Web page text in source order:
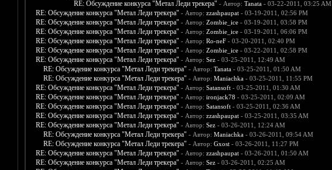
RE: Обсуждение конкурса "Метал Леди трекера" - Автор: Tanata- 03-22-2011, 03:25 AM
RE: Обсуждение конкурса "Метал Леди трекера" - Автор: zzashpaupat- 03-19-2011, 02:56 PM
RE: Обсуждение конкурса "Метал Леди трекера" - Автор: Zombie_ice- 03-19-2011, 03:58 PM
RE: Обсуждение конкурса "Метал Леди трекера" - Автор: Zombie_ice- 03-19-2011, 06:06 PM
RE: Обсуждение конкурса "Метал Леди трекера" - Автор: Ro-neF- 03-20-2011, 02:40 PM
RE: Обсуждение конкурса "Метал Леди трекера" - Автор: Zombie_ice- 03-22-2011, 02:58 PM
RE: Обсуждение конкурса "Метал Леди трекера" - Автор: Sez- 03-25-2011, 12:49 AM
RE: Обсуждение конкурса "Метал Леди трекера" - Автор: Tanata- 03-25-2011, 01:50 AM
RE: Обсуждение конкурса "Метал Леди трекера" - Автор: Maniachka- 03-25-2011, 11:55 PM
RE: Обсуждение конкурса "Метал Леди трекера" - Автор: Satansoft- 03-25-2011, 01:30 AM
RE: Обсуждение конкурса "Метал Леди трекера" - Автор: ironjack78 - 03-25-2011, 02:09 AM
RE: Обсуждение конкурса "Метал Леди трекера" - Автор: Satansoft- 03-25-2011, 02:36 AM
RE: Обсуждение конкурса "Метал Леди трекера" - Автор: zzashpaupat- 03-25-2011, 03:35 AM
RE: Обсуждение конкурса "Метал Леди трекера" - Автор: Sez- 03-26-2011, 12:24 AM
RE: Обсуждение конкурса "Метал Леди трекера" - Автор: Maniachka- 03-26-2011, 09:54 AM
RE: Обсуждение конкурса "Метал Леди трекера" - Автор: Gxost- 03-26-2011, 11:27 PM
RE: Обсуждение конкурса "Метал Леди трекера" - Автор: zzashpaupat- 03-26-2011, 01:50 AM
RE: Обсуждение конкурса "Метал Леди трекера" - Автор: Sez- 03-26-2011, 02:25 AM